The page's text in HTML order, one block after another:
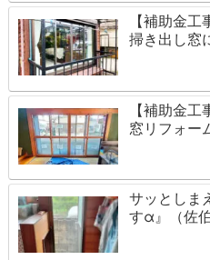
【補助金
掃き出し窓
【補助金
窓リフォー
サッとしま
すα』（佐